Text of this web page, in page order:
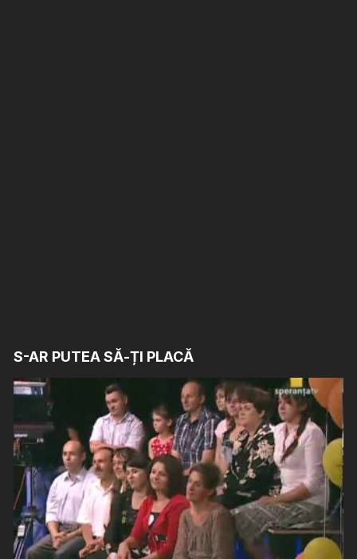
S-AR PUTEA SĂ-ȚI PLACĂ